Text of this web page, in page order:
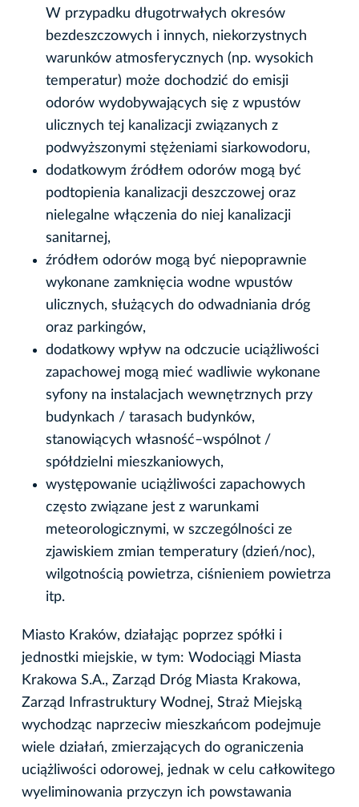
W przypadku długotrwałych okresów
bezdeszczowych i innych, niekorzystnych
warunków atmosferycznych (np. wysokich
temperatur) może dochodzić do emisji
odorów wydobywających się z wpustów
ulicznych tej kanalizacji związanych z
podwyższonymi stężeniami siarkowodoru,
dodatkowym źródłem odorów mogą być
podtopienia kanalizacji deszczowej oraz
nielegalne włączenia do niej kanalizacji
sanitarnej,
źródłem odorów mogą być niepoprawnie
wykonane zamknięcia wodne wpustów
ulicznych, służących do odwadniania dróg
oraz parkingów,
dodatkowy wpływ na odczucie uciążliwości
zapachowej mogą mieć wadliwie wykonane
syfony na instalacjach wewnętrznych przy
budynkach / tarasach budynków,
stanowiących własność–wspólnot /
spółdzielni mieszkaniowych,
występowanie uciążliwości zapachowych
często związane jest z warunkami
meteorologicznymi, w szczególności ze
zjawiskiem zmian temperatury (dzień/noc),
wilgotnością powietrza, ciśnieniem powietrza
itp.
Miasto Kraków, działając poprzez spółki i
jednostki miejskie, w tym: Wodociągi Miasta
Krakowa S.A., Zarząd Dróg Miasta Krakowa,
Zarząd Infrastruktury Wodnej, Straż Miejską
wychodząc naprzeciw mieszkańcom podejmuje
wiele działań, zmierzających do ograniczenia
uciążliwości odorowej, jednak w celu całkowitego
wyeliminowania przyczyn ich powstawania